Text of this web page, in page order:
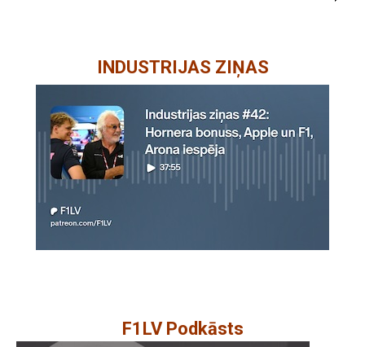
INDUSTRIJAS ZIŅAS
F1LV Podkāsts